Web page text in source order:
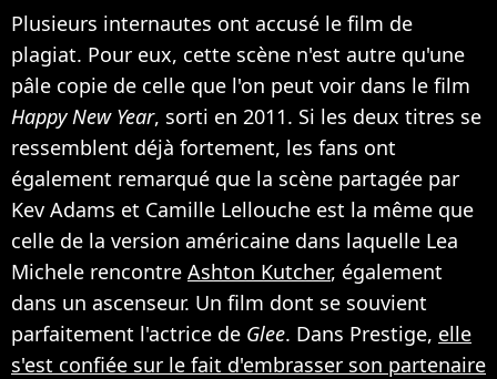
Plusieurs internautes ont accusé le film de
plagiat. Pour eux, cette scène n'est autre qu'une
pâle copie de celle que l'on peut voir dans le film
Happy New Year, sorti en 2011. Si les deux titres se
ressemblent déjà fortement, les fans ont
également remarqué que la scène partagée par
Kev Adams et Camille Lellouche est la même que
celle de la version américaine dans laquelle Lea
Michele rencontre Ashton Kutcher, également
dans un ascenseur. Un film dont se souvient
parfaitement l'actrice de Glee. Dans Prestige, elle
s'est confiée sur le fait d'embrasser son partenaire